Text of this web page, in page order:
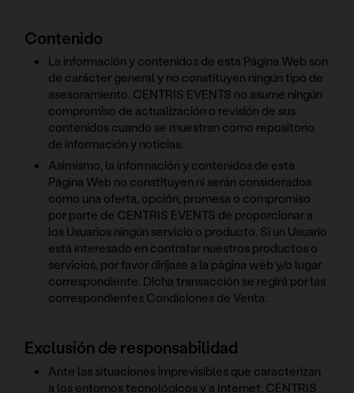
Contenido
La información y contenidos de esta Página Web son
de carácter general y no constituyen ningún tipo de
asesoramiento. CENTRIS EVENTS no asume ningún
compromiso de actualización o revisión de sus
contenidos cuando se muestran como repositorio
de información y noticias.
Asimismo, la información y contenidos de esta
Página Web no constituyen ni serán considerados
como una oferta, opción, promesa o compromiso
por parte de CENTRIS EVENTS de proporcionar a
los Usuarios ningún servicio o producto. Si un Usuario
está interesado en contratar nuestros productos o
servicios, por favor diríjase a la página web y/o lugar
correspondiente. Dicha transacción se regirá por las
correspondientes Condiciones de Venta.
Exclusión de responsabilidad
Ante las situaciones imprevisibles que caracterizan
a los entornos tecnológicos y a Internet, CENTRIS